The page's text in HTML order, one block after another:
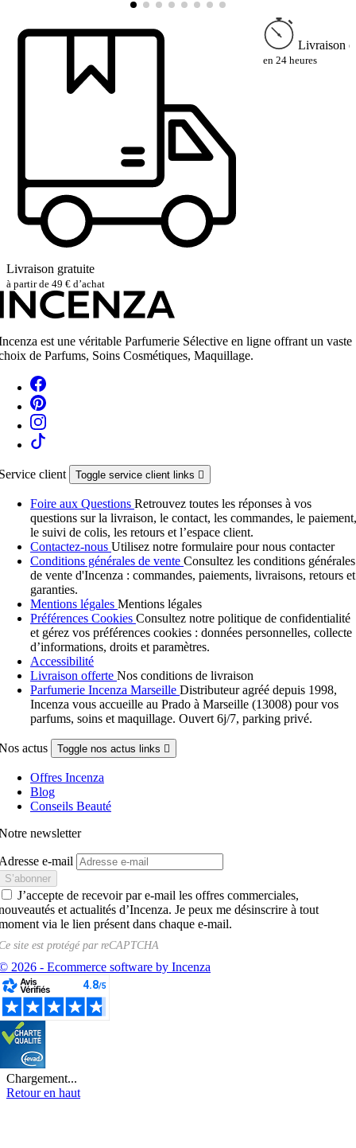
Livraison gratuite
à partir de 49 € d’achat
Livraison
en 24 heures
est une véritable Parfumerie Sélective en ligne offrant un vaste
de Parfums, Soins Cosmétiques, Maquillage.
client Toggle service client links 
Foire aux Questions Retrouvez toutes les réponses à vos
questions sur la livraison, le contact, les commandes, le paiement,
le suivi de colis, les retours et l’espace client.
Contactez-nous Utilisez notre formulaire pour nous contacter
Conditions générales de vente Consultez les conditions générales
de vente d'Incenza : commandes, paiements, livraisons, retours et
garanties.
Mentions légales Mentions légales
Préférences Cookies Consultez notre politique de confidentialité
et gérez vos préférences cookies : données personnelles, collecte
d’informations, droits et paramètres.
Accessibilité
Livraison offerte Nos conditions de livraison
Parfumerie Incenza Marseille Distributeur agréé depuis 1998,
Incenza vous accueille au Prado à Marseille (13008) pour vos
parfums, soins et maquillage. Ouvert 6j/7, parking privé.
actus Toggle nos actus links 
Offres Incenza
Blog
Conseils Beauté
newsletter
e-mail
J’accepte de recevoir par e-mail les offres commerciales,
et actualités d’Incenza. Je peux me désinscrire à tout
via le lien présent dans chaque e-mail.
site est protégé parreCAPTCHA
2026 - Ecommerce software by Incenza
Chargement...
Retour en haut